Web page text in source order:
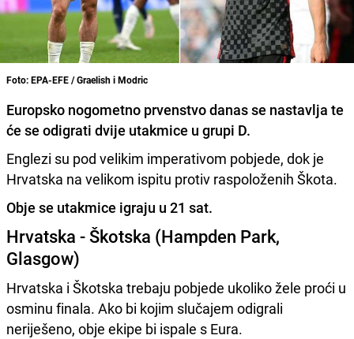
Foto: EPA-EFE / Graelish i Modric
Europsko nogometno prvenstvo danas se nastavlja te
će se odigrati dvije utakmice u grupi D.
Englezi su pod velikim imperativom pobjede, dok je
Hrvatska na velikom ispitu protiv raspoloženih Škota.
Obje se utakmice igraju u 21 sat.
Hrvatska - Škotska (Hampden Park,
Glasgow)
Hrvatska i Škotska trebaju pobjede ukoliko žele proći u
osminu finala. Ako bi kojim slučajem odigrali
neriješeno, obje ekipe bi ispale s Eura.